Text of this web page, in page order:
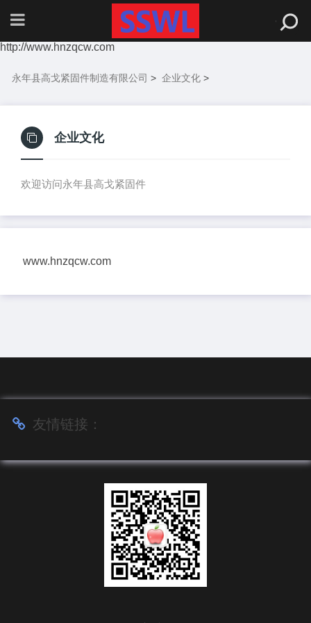
http://www.hnzqcw.com
永年县高戈紧固件制造有限公司 > 企业文化 >
企业文化
欢迎访问永年县高戈紧固件
www.hnzqcw.com
友情链接：